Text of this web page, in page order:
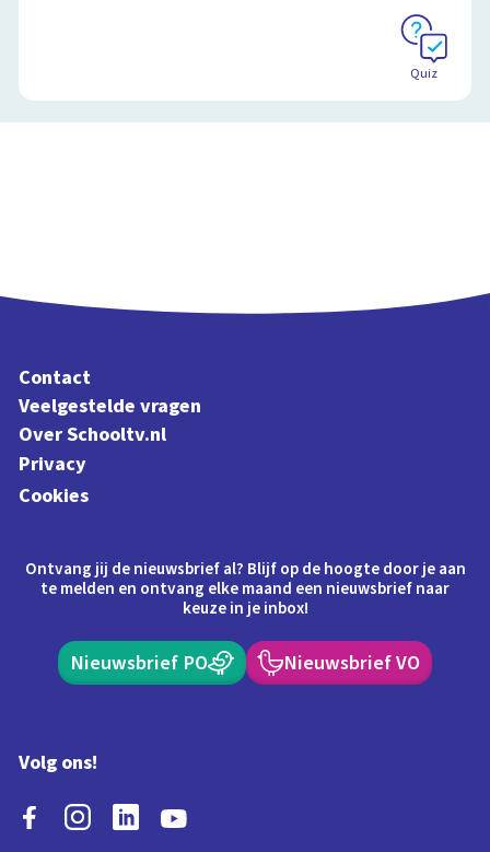
Quiz
Contact
Veelgestelde vragen
Over Schooltv.nl
Privacy
Cookies
Ontvang jij de nieuwsbrief al? Blijf op de hoogte door je aan
te melden en ontvang elke maand een nieuwsbrief naar
keuze in je inbox!
Nieuwsbrief PO Nieuwsbrief VO
Volg ons!